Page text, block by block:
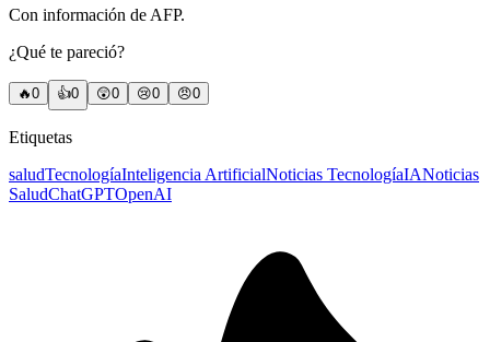
Con información de AFP.
¿Qué te pareció?
🔥0 👍0 😲0 😢0 😠0
Etiquetas
saludTecnologíaInteligencia ArtificialNoticias TecnologíaIANoticias
SaludChatGPTOpenAI